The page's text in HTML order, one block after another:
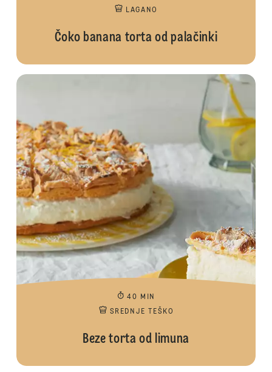
LAGANO
Čoko banana torta od palačinki
40 MIN
SREDNJE TEŠKO
Beze torta od limuna